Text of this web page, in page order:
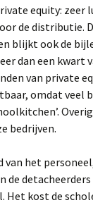
equity:
de distributie.
blijkt ook de
dan een kwart
van private
omdat veel
bedrijven.
van het
de
Het kost de